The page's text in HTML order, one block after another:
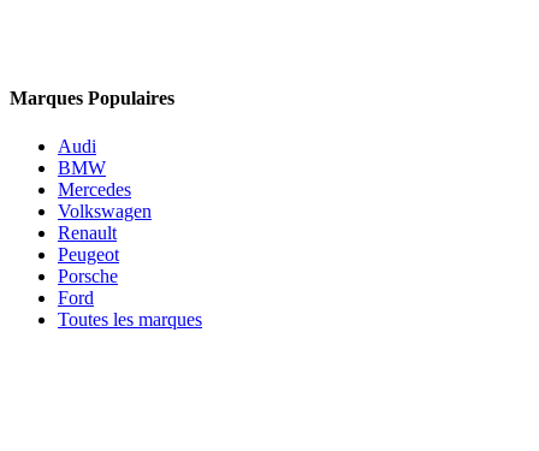
Marques Populaires
Audi
BMW
Mercedes
Volkswagen
Renault
Peugeot
Porsche
Ford
Toutes les marques